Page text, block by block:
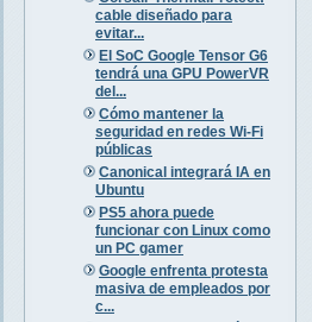
cable diseñado para
evitar...
El SoC Google Tensor G6
tendrá una GPU PowerVR
del...
Cómo mantener la
seguridad en redes Wi-Fi
públicas
Canonical integrará IA en
Ubuntu
PS5 ahora puede
funcionar con Linux como
un PC gamer
Google enfrenta protesta
masiva de empleados por
c...